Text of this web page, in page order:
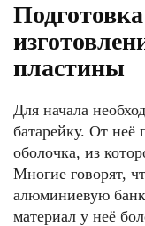
пластины
Для начала
батарейку. От неё
оболочка, из
Многие говорят,
алюминиевую
материал у неё